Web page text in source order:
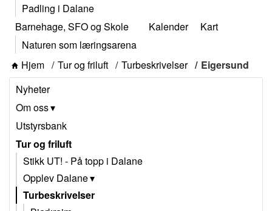
Padling i Dalane
Barnehage, SFO og Skole
Naturen som læringsarena
Kalender Kart
Hjem Tur og friluft Turbeskrivelser
Eigersund
Nyheter
Om oss
Utstyrsbank
Tur og friluft
Stikk UT! - På topp i Dalane
Opplev Dalane
Turbeskrivelser